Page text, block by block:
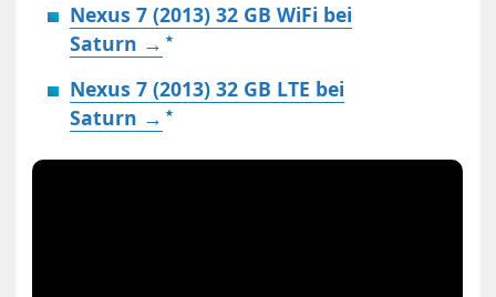
Nexus 7 (2013) 32 GB WiFi bei
Saturn →
Nexus 7 (2013) 32 GB LTE bei
Saturn →